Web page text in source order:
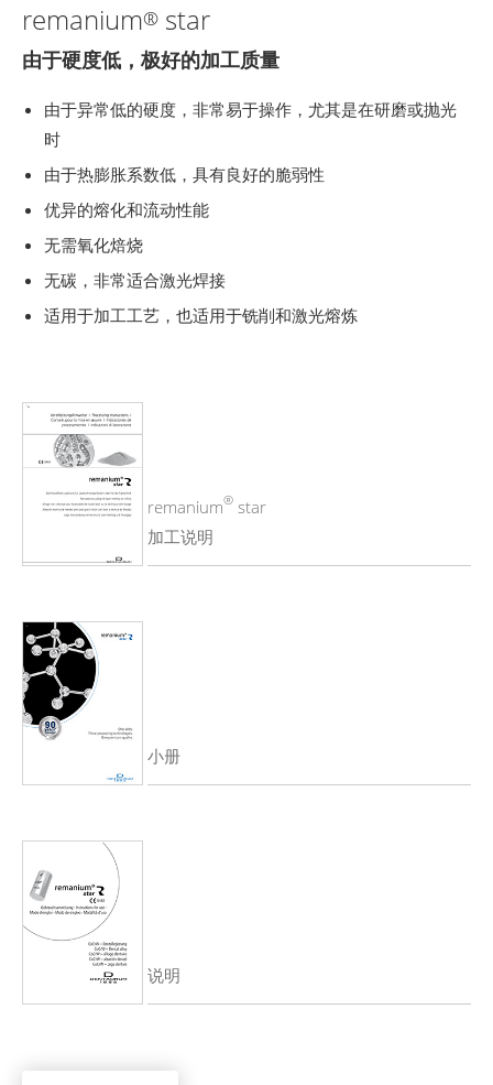
remanium® star
由于硬度低，极好的加工质量
由于异常低的硬度，非常易于操作，尤其是在研磨或抛光
时
由于热膨胀系数低，具有良好的脆弱性
优异的熔化和流动性能
无需氧化焙烧
无碳，非常适合激光焊接
适用于加工工艺，也适用于铣削和激光熔炼
remanium® star
加工说明
小册
说明